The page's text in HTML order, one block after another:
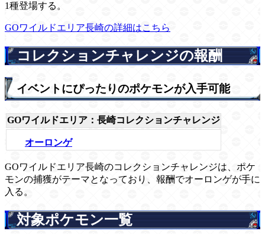
1種登場する。
GOワイルドエリア長崎の詳細はこちら
コレクションチャレンジの報酬
イベントにぴったりのポケモンが入手可能
GOワイルドエリア：長崎コレクションチャレンジ
オーロンゲ
GOワイルドエリア長崎のコレクションチャレンジは、ポケ
モンの捕獲がテーマとなっており、報酬でオーロンゲが手に
入る。
対象ポケモン一覧